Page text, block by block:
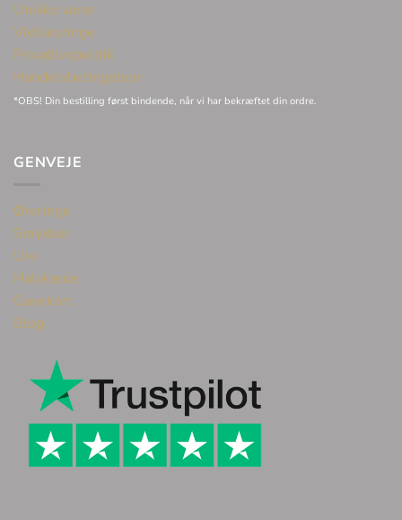
Unikke varer
Vielsesringe
Privatlivspolitik
Handelsbetingelser
*OBS! Din bestilling først bindende, når vi har bekræftet din ordre.
GENVEJE
Øreringe
Smykker
Ure
Halskæde
Gavekort
Blog